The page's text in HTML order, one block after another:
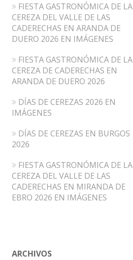
FIESTA GASTRONÓMICA DE LA
CEREZA DEL VALLE DE LAS
CADERECHAS EN ARANDA DE
DUERO 2026 EN IMÁGENES
FIESTA GASTRONÓMICA DE LA
CEREZA DE CADERECHAS EN
ARANDA DE DUERO 2026
DÍAS DE CEREZAS 2026 EN
IMÁGENES
DÍAS DE CEREZAS EN BURGOS
2026
FIESTA GASTRONÓMICA DE LA
CEREZA DEL VALLE DE LAS
CADERECHAS EN MIRANDA DE
EBRO 2026 EN IMÁGENES
ARCHIVOS